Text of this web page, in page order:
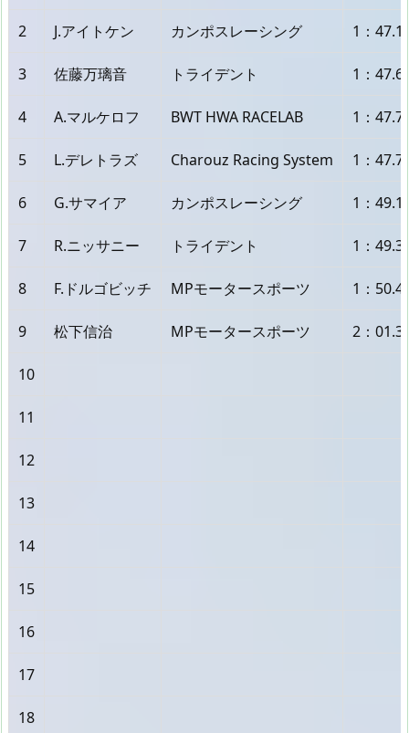
2 J.アイトケン カンポスレーシング 1：
3 佐藤万璃音 トライデント 1：
4 A.マルケロフ BWT HWA RACELAB 1：
5 L.デレトラズ Charouz Racing System 1：
6 G.サマイア カンポスレーシング 1：
7 R.ニッサニー トライデント 1：
8 F.ドルゴビッチ MPモータースポーツ 1：
9 松下信治 MPモータースポーツ 2：
10
11
12
13
14
15
16
17
18